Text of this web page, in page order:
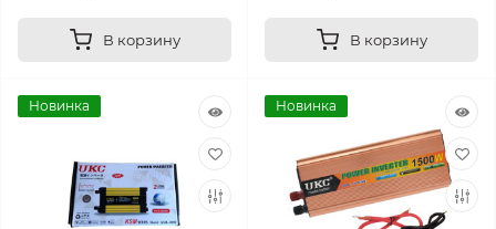
В корзину В корзину
Новинка Новинка